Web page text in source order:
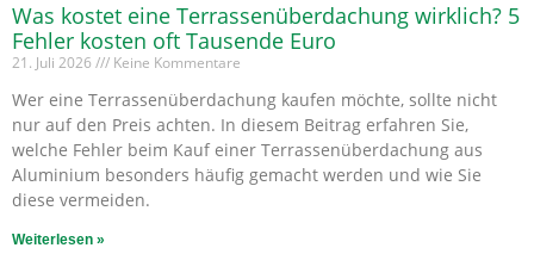
Was kostet eine Terrassenüberdachung wirklich? 5
Fehler kosten oft Tausende Euro
21. Juli 2026 Keine Kommentare
Wer eine Terrassenüberdachung kaufen möchte, sollte nicht
nur auf den Preis achten. In diesem Beitrag erfahren Sie,
welche Fehler beim Kauf einer Terrassenüberdachung aus
Aluminium besonders häufig gemacht werden und wie Sie
diese vermeiden.
Weiterlesen »